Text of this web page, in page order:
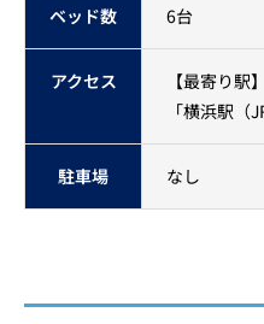
ベッド数 6台
アクセス
【最寄り駅】
「横浜駅（
駐車場 なし